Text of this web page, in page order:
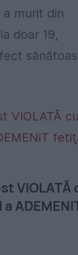
a murit din
doar 19,
VIOLATĂ